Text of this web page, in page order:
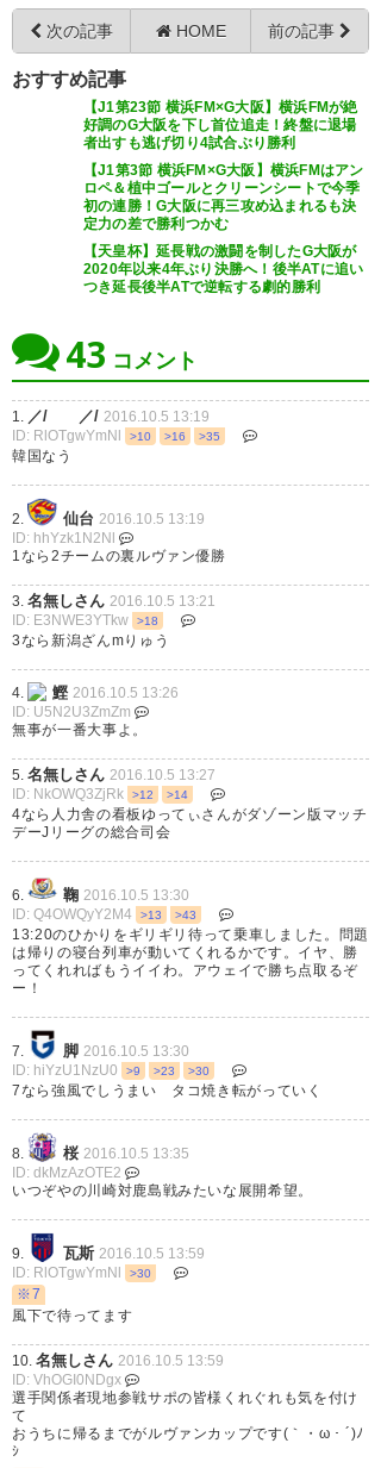
次の記事 HOME 前の記事
おすすめ記事
【J1第23節 横浜FM×G大阪】横浜FMが絶
好調のG大阪を下し首位追走！終盤に退場
者出すも逃げ切り4試合ぶり勝利
【J1第3節 横浜FM×G大阪】横浜FMはアン
ロペ＆植中ゴールとクリーンシートで今季
初の連勝！G大阪に再三攻め込まれるも決
定力の差で勝利つかむ
【天皇杯】延長戦の激闘を制したG大阪が
2020年以来4年ぶり決勝へ！後半ATに追い
つき延長後半ATで逆転する劇的勝利
43 コメント
1. ／/ ／/ 2016.10.5 13:19
ID: RlOTgwYmNl
>10 >16 >35
韓国なう
2. 仙台 2016.10.5 13:19
ID: hhYzk1N2Nl
1なら2チームの裏ルヴァン優勝
3. 名無しさん 2016.10.5 13:21
ID: E3NWE3YTkw
>18
3なら新潟ざんmりゅう
4. 鰹 2016.10.5 13:26
ID: U5N2U3ZmZm
無事が一番大事よ。
5. 名無しさん 2016.10.5 13:27
ID: NkOWQ3ZjRk
>12 >14
4なら人力舎の看板ゆってぃさんがダゾーン版マッチ
デーJリーグの総合司会
6. 鞠 2016.10.5 13:30
ID: Q4OWQyY2M4
>13 >43
13:20のひかりをギリギリ待って乗車しました。問題
は帰りの寝台列車が動いてくれるかです。イヤ、勝
ってくれればもうイイわ。アウェイで勝ち点取るぞ
ー！
7. 脚 2016.10.5 13:30
ID: hiYzU1NzU0
>9 >23 >30
7なら強風でしうまい タコ焼き転がっていく
8. 桜 2016.10.5 13:35
ID: dkMzAzOTE2
いつぞやの川崎対鹿島戦みたいな展開希望。
9. 瓦斯 2016.10.5 13:59
ID: RlOTgwYmNl
>30
※7
風下で待ってます
10. 名無しさん 2016.10.5 13:59
ID: VhOGI0NDgx
選手関係者現地参戦サポの皆様くれぐれも気を付け
て
おうちに帰るまでがルヴァンカップです(｀・ω・´)ﾉ
ｼ